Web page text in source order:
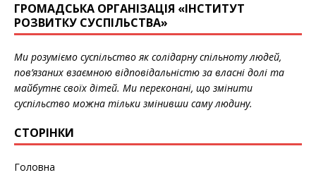
ГРОМАДСЬКА ОРГАНІЗАЦІЯ «ІНСТИТУТ
РОЗВИТКУ СУСПІЛЬСТВА»
Ми розуміємо суспільство як солідарну спільноту людей,
пов’язаних взаємною відповідальністю за власні долі та
майбутнє своїх дітей. Ми переконані, що змінити
суспільство можна тільки змінивши саму людину.
СТОРІНКИ
Головна